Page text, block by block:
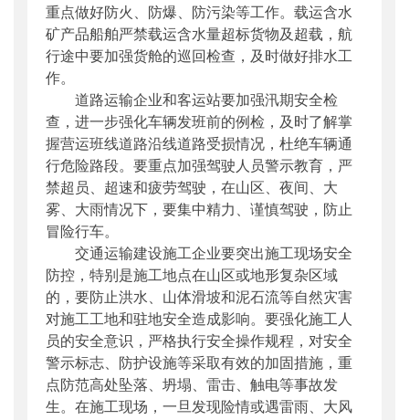
重点做好防火、防爆、防污染等工作。载运含水
矿产品船舶严禁载运含水量超标货物及超载，航
行途中要加强货舱的巡回检查，及时做好排水工
作。
道路运输企业和客运站要加强汛期安全检
查，进一步强化车辆发班前的例检，及时了解掌
握营运班线道路沿线道路受损情况，杜绝车辆通
行危险路段。要重点加强驾驶人员警示教育，严
禁超员、超速和疲劳驾驶，在山区、夜间、大
雾、大雨情况下，要集中精力、谨慎驾驶，防止
冒险行车。
交通运输建设施工企业要突出施工现场安全
防控，特别是施工地点在山区或地形复杂区域
的，要防止洪水、山体滑坡和泥石流等自然灾害
对施工工地和驻地安全造成影响。要强化施工人
员的安全意识，严格执行安全操作规程，对安全
警示标志、防护设施等采取有效的加固措施，重
点防范高处坠落、坍塌、雷击、触电等事故发
生。在施工现场，一旦发现险情或遇雷雨、大风